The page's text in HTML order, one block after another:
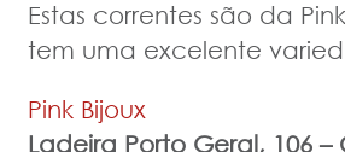
Estas correntes são da
tem uma excelente
Pink Bijoux
Ladeira Porto Geral, 106 –